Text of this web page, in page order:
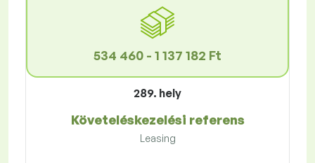
534 460 - 1 137 182 Ft
289. hely
Követeléskezelési referens
Leasing